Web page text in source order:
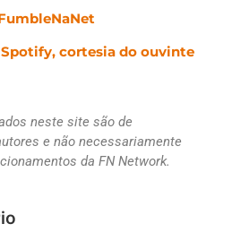
cortesia do ouvinte
neste site são de
e não necessariamente
da FN Network.